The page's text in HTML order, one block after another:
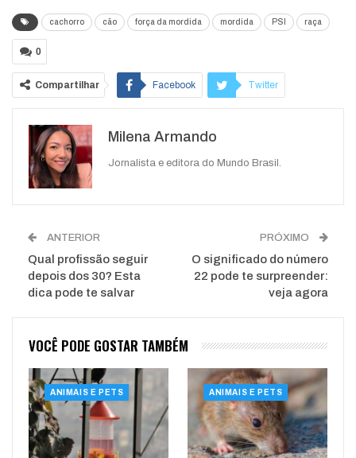
cachorro cão força da mordida mordida PSI raça
0
Compartilhar Facebook Twitter
WhatsApp
Milena Armando
Jornalista e editora do Mundo Brasil.
ANTERIOR
Qual profissão seguir
depois dos 30? Esta
dica pode te salvar
PRÓXIMO
O significado do número
22 pode te surpreender:
veja agora
VOCÊ PODE GOSTAR TAMBÉM
ANIMAIS E PETS ANIMAIS E PETS